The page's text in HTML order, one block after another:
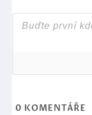
0 KOMENTÁŘE